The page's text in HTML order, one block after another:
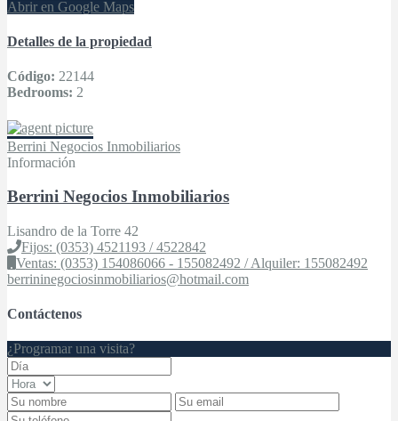
Abrir en Google Maps
Detalles de la propiedad
Código: 22144
Bedrooms: 2
Berrini Negocios Inmobiliarios
Información
Berrini Negocios Inmobiliarios
Lisandro de la Torre 42
Fijos: (0353) 4521193 / 4522842
Ventas: (0353) 154086066 - 155082492 / Alquiler: 155082492
berrininegociosinmobiliarios@hotmail.com
Contáctenos
¿Programar una visita?